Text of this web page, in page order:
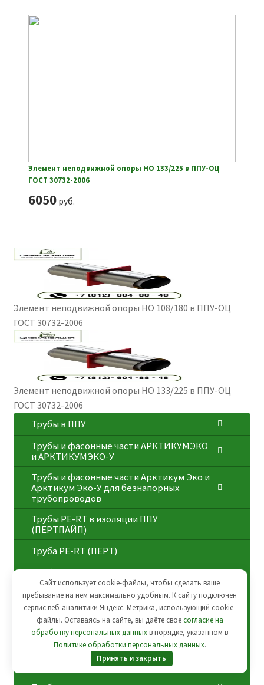
Элемент неподвижной опоры НО 133/225 в ППУ-ОЦ
ГОСТ 30732-2006
6050руб.
Элемент неподвижной опоры НО 108/180 в ППУ-ОЦ
ГОСТ 30732-2006
Элемент неподвижной опоры НО 133/225 в ППУ-ОЦ
ГОСТ 30732-2006
Трубы в ППУ
Трубы и фасонные части АРКТИКУМЭКО
и АРКТИКУМЭКО-У
Трубы и фасонные части Арктикум Эко и
Арктикум Эко-У для безнапорных
трубопроводов
Трубы PE-RT в изоляции ППУ
(ПЕРТПАЙП)
⁠Трубa PE-RT (ПЕРТ)
Трубы в ВУС изоляции
Опоры трубопроводов
Трубопроводная арматура
Минераловатные цилиндры
Сайт использует cookie-файлы, чтобы сделать ваше
пребывание на нем максимально удобным. К cайту подключен
сервис веб-аналитики Яндекс. Метрика, использующий cookie-
файлы. Оставаясь на сайте, вы даёте своесогласие на
обработку персональных данныхв порядке, указанном в
Политике обработки персональных данных.
Принять и закрыть